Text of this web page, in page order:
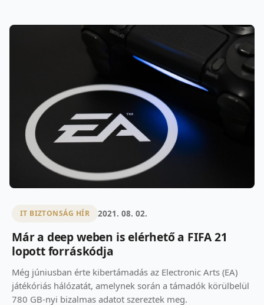
IT BIZTONSÁG HÍR 2021. 08. 02.
Már a deep weben is elérhető a FIFA 21
lopott forráskódja
Még júniusban érte kibertámadás az Electronic Arts (EA)
játékóriás hálózatát, amelynek során a támadók körülbelül
780 GB-nyi bizalmas adatot szereztek meg.